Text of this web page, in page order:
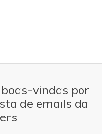
vindas por
de emails da